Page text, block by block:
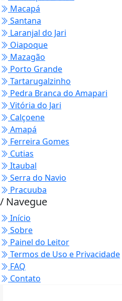
Macapá
Santana
Laranjal do Jari
Oiapoque
Mazagão
Porto Grande
Tartarugalzinho
Pedra Branca do Amapari
Vitória do Jari
Calçoene
Amapá
Ferreira Gomes
Cutias
Itaubal
Serra do Navio
Pracuuba
/ Navegue
Início
Sobre
Painel do Leitor
Termos de Uso e Privacidade
FAQ
Contato